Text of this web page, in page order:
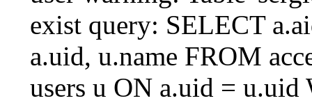
exist query: SELECT
a.uid, u.name FROM
users u ON a.uid = u.uid